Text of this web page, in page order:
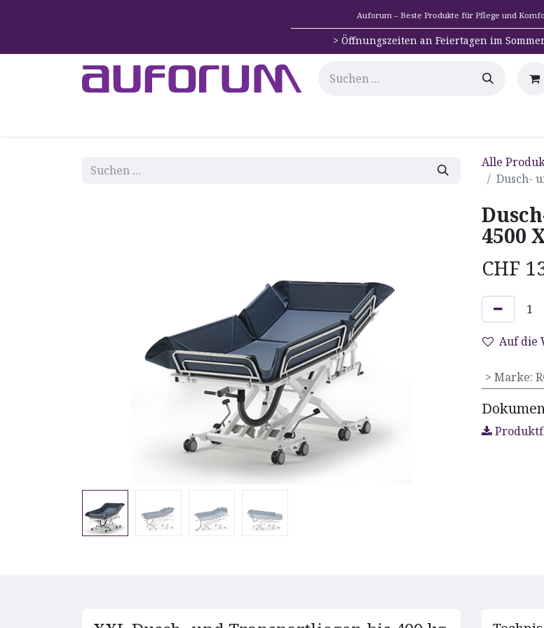
Auforum – Beste Produkte für Pflege und
> Öffnungszeiten an Feiertagen im
Alle
Dusch-
4500
CHF
Auf die
> Marke: